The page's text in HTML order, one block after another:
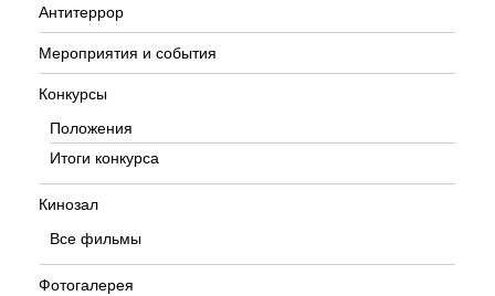
Антитеррор
Мероприятия и события
Конкурсы
Положения
Итоги конкурса
Кинозал
Все фильмы
Фотогалерея